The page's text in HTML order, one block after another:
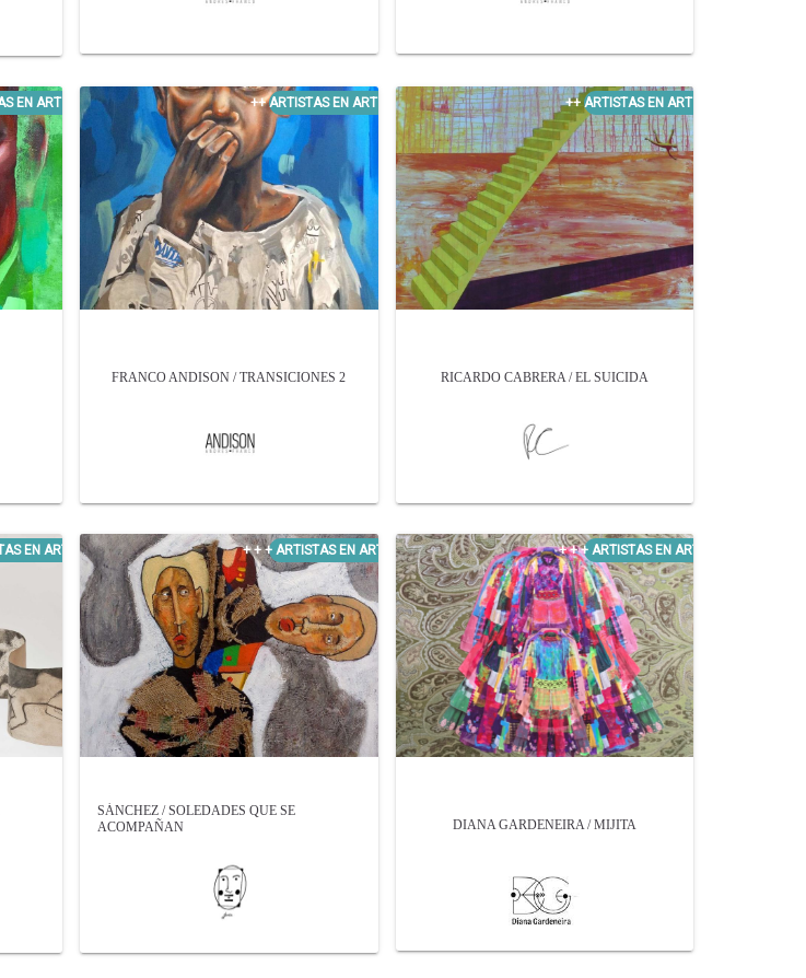
FRANCO ANDISON / TRANSICIONES 2 RICARDO CABRERA / EL SUICIDA
SÁNCHEZ / SOLEDADES QUE SE
ACOMPAÑAN
DIANA GARDENEIRA / MIJITA